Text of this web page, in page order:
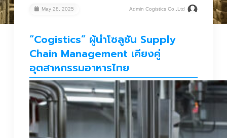
May 28, 2025 Admin Cogistics Co.,Ltd
“Cogistics” ผู้นำโซลูชัน Supply
Chain Management เคียงคู่
อุตสาหกรรมอาหารไทย